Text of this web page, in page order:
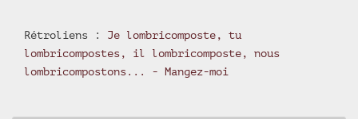
Rétroliens : Je lombricomposte, tu
lombricompostes, il lombricomposte, nous
lombricompostons... - Mangez-moi